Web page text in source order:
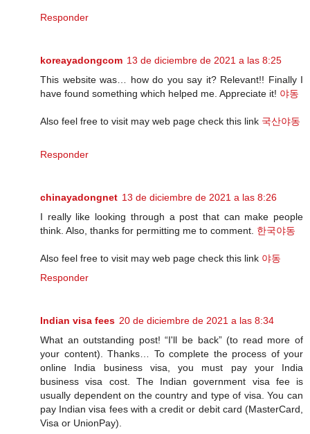
Responder
koreayadongcom 13 de diciembre de 2021 a las 8:25
This website was… how do you say it? Relevant!! Finally I
have found something which helped me. Appreciate it! 야동
Also feel free to visit may web page check this link 국산야동
Responder
chinayadongnet 13 de diciembre de 2021 a las 8:26
I really like looking through a post that can make people
think. Also, thanks for permitting me to comment. 한국야동
Also feel free to visit may web page check this link 야동
Responder
Indian visa fees 20 de diciembre de 2021 a las 8:34
What an outstanding post! “I'll be back” (to read more of
your content). Thanks… To complete the process of your
online India business visa, you must pay your India
business visa cost. The Indian government visa fee is
usually dependent on the country and type of visa. You can
pay Indian visa fees with a credit or debit card (MasterCard,
Visa or UnionPay).